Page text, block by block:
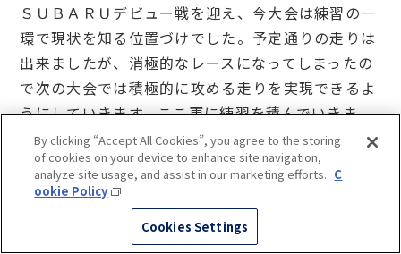
ＳＵＢＡＲＵデビュー戦を迎え、今大会は練習の一
環で現状を知る位置づけでした。予定通りの走りは
出来ましたが、消極的なレースになってしまったの
で次の大会では積極的に攻める走りを実現できるよ
うにしていきます。ここ更に練習を積んでいきま
す。今後とも応援よろしくお願いします。
応援ありがとうございました。
By clicking “Accept All Cookies”, you agree to the storing
of cookies on your device to enhance site navigation,
analyze site usage, and assist in our marketing efforts. C
ookie Policy
Cookies Settings